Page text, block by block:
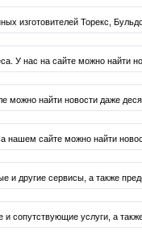
изготовителей Торекс,
У нас на сайте можно найти
найти новости даже
нашем сайте можно найти
и другие сервисы, а также
сопутствующие услуги, а